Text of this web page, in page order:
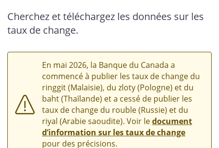
Cherchez et téléchargez les données sur les
taux de change.
En mai 2026, la Banque du Canada a
commencé à publier les taux de change du
ringgit (Malaisie), du zloty (Pologne) et du
baht (Thaïlande) et a cessé de publier les
taux de change du rouble (Russie) et du
riyal (Arabie saoudite). Voir ledocument
d’information sur les taux de change
pour des précisions.